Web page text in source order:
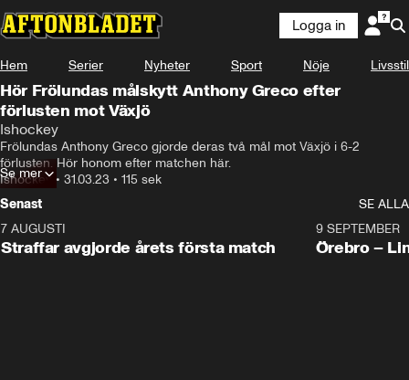
Logga in
Hem Serier Nyheter Sport Nöje Livsstil
Hör Frölundas målskytt Anthony Greco efter
förlusten mot Växjö
Ishockey
Frölundas Anthony Greco gjorde deras två mål mot Växjö i 6-2
förlusten. Hör honom efter matchen här.
Ishockey• 31.03.23 • 115 sek
Se mer
Senast
SE ALLA
7 AUGUSTI
Straffar avgjorde årets första match
Plus
9 SEPTEMBER
Örebro –